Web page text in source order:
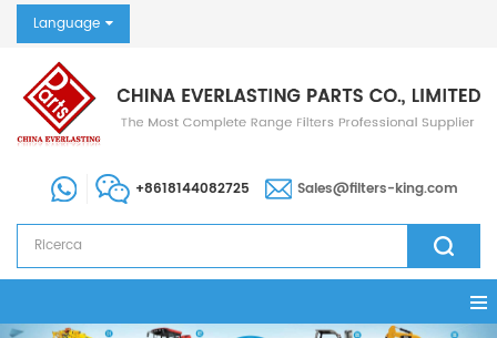
Language
+8618144082725 Sales@filters-king.com